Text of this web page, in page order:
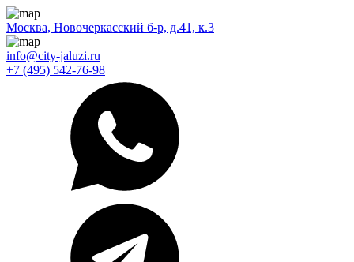
Москва, Новочеркасский б-р, д.41, к.3
info@city-jaluzi.ru
+7 (495) 542-76-98